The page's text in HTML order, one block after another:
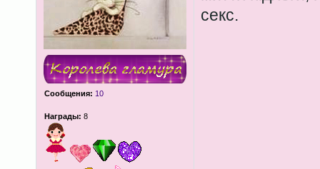
Сообщения: 10
Награды: 8
секс.